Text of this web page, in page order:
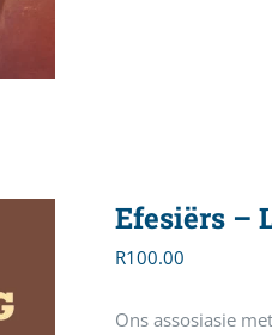
Efesiërs –
R100.00
Ons assosiasie